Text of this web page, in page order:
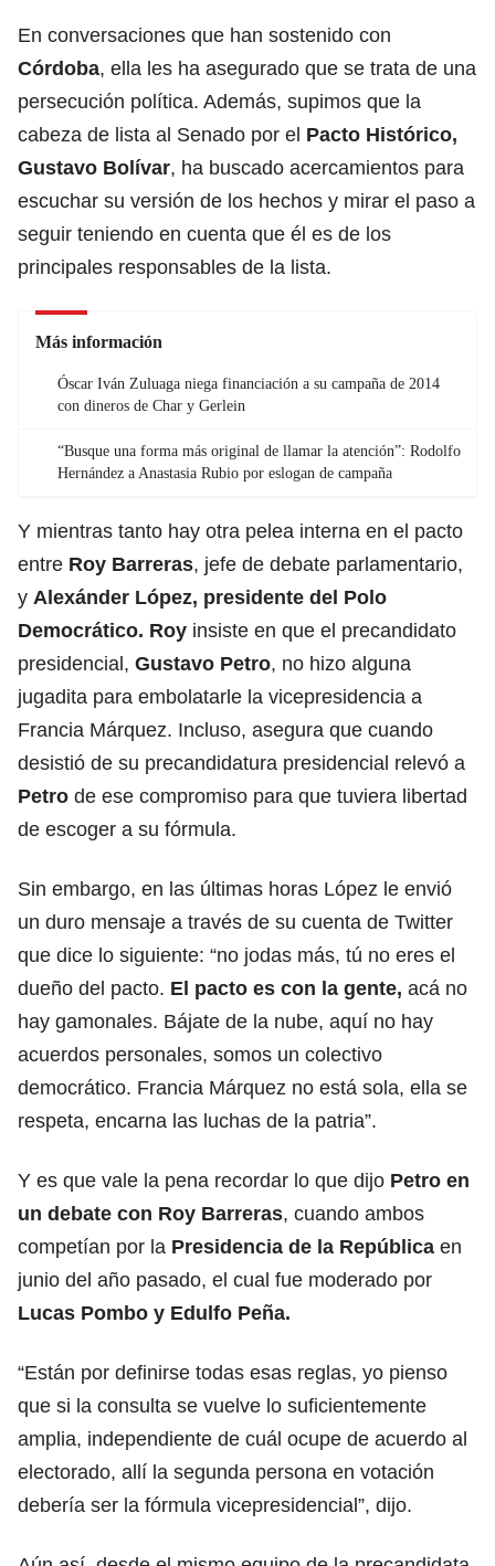
En conversaciones que han sostenido con
Córdoba, ella les ha asegurado que se trata de una
persecución política. Además, supimos que la
cabeza de lista al Senado por el Pacto Histórico,
Gustavo Bolívar, ha buscado acercamientos para
escuchar su versión de los hechos y mirar el paso a
seguir teniendo en cuenta que él es de los
principales responsables de la lista.
Más información
Óscar Iván Zuluaga niega financiación a su campaña de 2014
con dineros de Char y Gerlein
“Busque una forma más original de llamar la atención”: Rodolfo
Hernández a Anastasia Rubio por eslogan de campaña
Y mientras tanto hay otra pelea interna en el pacto
entre Roy Barreras, jefe de debate parlamentario,
y Alexánder López, presidente del Polo
Democrático. Roy insiste en que el precandidato
presidencial, Gustavo Petro, no hizo alguna
jugadita para embolatarle la vicepresidencia a
Francia Márquez. Incluso, asegura que cuando
desistió de su precandidatura presidencial relevó a
Petro de ese compromiso para que tuviera libertad
de escoger a su fórmula.
Sin embargo, en las últimas horas López le envió
un duro mensaje a través de su cuenta de Twitter
que dice lo siguiente: “no jodas más, tú no eres el
dueño del pacto. El pacto es con la gente, acá no
hay gamonales. Bájate de la nube, aquí no hay
acuerdos personales, somos un colectivo
democrático. Francia Márquez no está sola, ella se
respeta, encarna las luchas de la patria”.
Y es que vale la pena recordar lo que dijo Petro en
un debate con Roy Barreras, cuando ambos
competían por la Presidencia de la República en
junio del año pasado, el cual fue moderado por
Lucas Pombo y Edulfo Peña.
“Están por definirse todas esas reglas, yo pienso
que si la consulta se vuelve lo suficientemente
amplia, independiente de cuál ocupe de acuerdo al
electorado, allí la segunda persona en votación
debería ser la fórmula vicepresidencial”, dijo.